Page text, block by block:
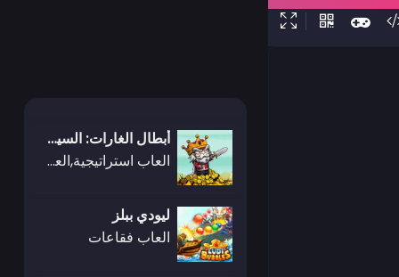
أبطال الغارات: السيف والسحر
العاب استراتيجية,العاب .IO,العاب عادية,ألعاب المغامرات,ألعاب المعارك,العاب بطاقات,العاب كيزي,العاب محاكاة
ليودي ببلز
العاب فقاعات